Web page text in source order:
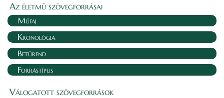
Az életmű szövegforrásai
Műfaj
Kronológia
Betűrend
Forrástípus
Válogatott szövegforrások